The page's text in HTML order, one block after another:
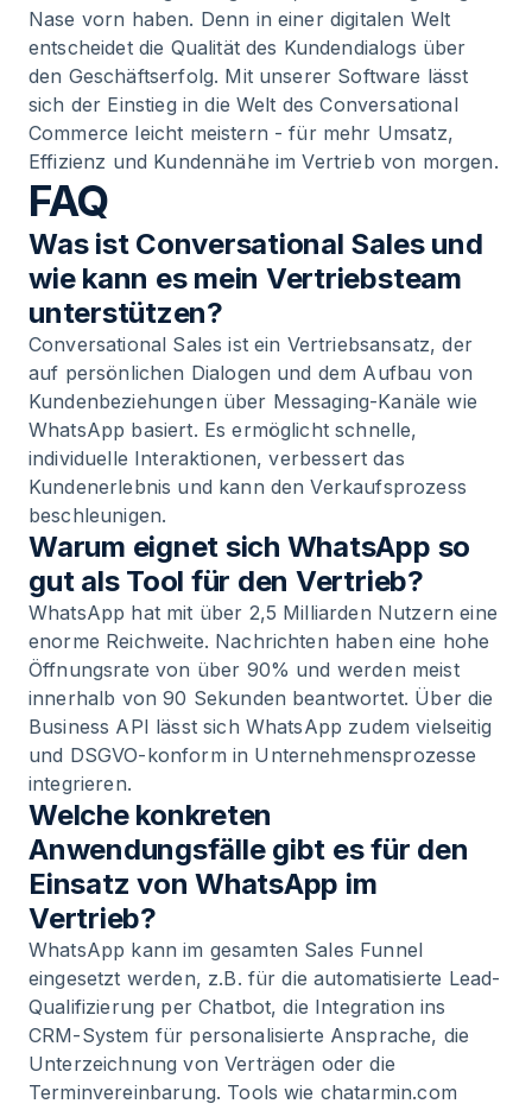
Nase vorn haben. Denn in einer digitalen Welt
entscheidet die Qualität des Kundendialogs über
den Geschäftserfolg. Mit unserer Software lässt
sich der Einstieg in die Welt des Conversational
Commerce leicht meistern - für mehr Umsatz,
Effizienz und Kundennähe im Vertrieb von morgen.
FAQ
Was ist Conversational Sales und
wie kann es mein Vertriebsteam
unterstützen?
Conversational Sales ist ein Vertriebsansatz, der
auf persönlichen Dialogen und dem Aufbau von
Kundenbeziehungen über Messaging-Kanäle wie
WhatsApp basiert. Es ermöglicht schnelle,
individuelle Interaktionen, verbessert das
Kundenerlebnis und kann den Verkaufsprozess
beschleunigen.
Warum eignet sich WhatsApp so
gut als Tool für den Vertrieb?
WhatsApp hat mit über 2,5 Milliarden Nutzern eine
enorme Reichweite. Nachrichten haben eine hohe
Öffnungsrate von über 90% und werden meist
innerhalb von 90 Sekunden beantwortet. Über die
Business API lässt sich WhatsApp zudem vielseitig
und DSGVO-konform in Unternehmensprozesse
integrieren.
Welche konkreten
Anwendungsfälle gibt es für den
Einsatz von WhatsApp im
Vertrieb?
WhatsApp kann im gesamten Sales Funnel
eingesetzt werden, z.B. für die automatisierte Lead-
Qualifizierung per Chatbot, die Integration ins
CRM-System für personalisierte Ansprache, die
Unterzeichnung von Verträgen oder die
Terminvereinbarung. Tools wie chatarmin.com